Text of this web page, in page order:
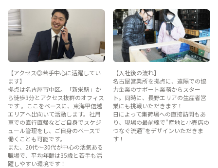
【アクセス◎若手中心に活躍してい
ます】
拠点は名古屋市中区。「新栄駅」か
ら徒歩3分とアクセス抜群のオフィス
です 。ここをベースに、東海甲信越
エリアへ出向いて活動します。社用
車での直行直帰などご自身でスケジ
ュール管理をし、ご自身のペースで
働くことも可能です。
また、20代〜30代が中心の活気ある
職場で、平均年齢は35歳と若手も活
躍しやすい環境です！
【入社後の流れ】
名古屋営業所を拠点に、遠隔での協
力企業のサポート業務からスター
ト。同時に、長野エリアの生産者営
業にも挑戦いただきます！
日によって集荷場への直接訪問もあ
り、現場の最前線で"産地と小売店の
つなぐ流通"をデザインいただきま
す！